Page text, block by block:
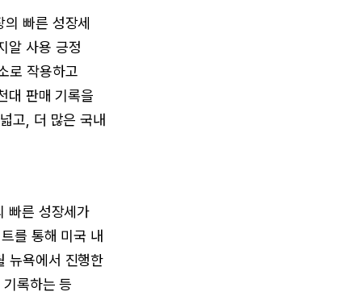
빠른 성장세
알 사용 긍정
로 작용하고
대 판매 기록을
고, 더 많은 국내
빠른 성장세가
를 통해 미국 내
뉴욕에서 진행한
록하는 등